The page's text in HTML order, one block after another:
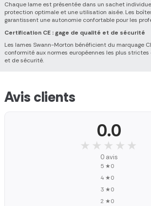
Chaque lame est présentée dans un sachet
protection optimale et une utilisation aisée. Les
garantissent une autonomie confortable pour les
Certification CE : gage de qualité et de sécurité
Les lames Swann-Morton bénéficient du marquage
conformité aux normes européennes les plus
et de sécurité.
Avis clients
0.0
★★★★★
★★★★★
0 avis
5 ★0
4 ★0
3 ★0
2 ★0